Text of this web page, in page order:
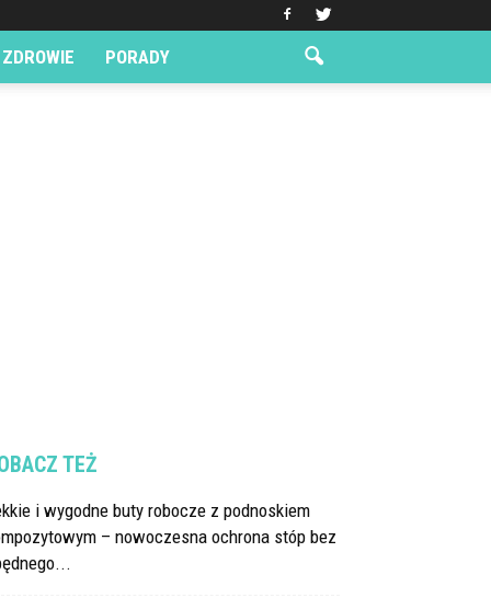
ZDROWIE PORADY
TEŻ
i wygodne buty robocze z podnoskiem
– nowoczesna ochrona stóp bez